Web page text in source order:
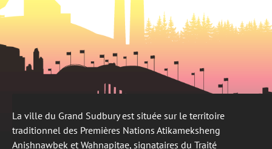
La ville du Grand Sudbury est située sur le territoire
traditionnel des Premières Nations Atikameksheng
Anishnawbek et Wahnapitae, signataires du Traité